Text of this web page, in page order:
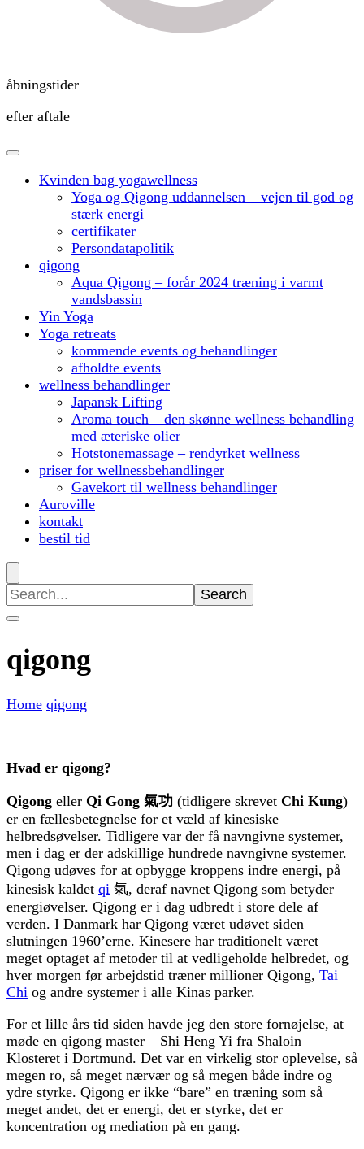
åbningstider
efter aftale
Kvinden bag yogawellness
Yoga og Qigong uddannelsen – vejen til god og
stærk energi
certifikater
Persondatapolitik
qigong
Aqua Qigong – forår 2024 træning i varmt
vandsbassin
Yin Yoga
Yoga retreats
kommende events og behandlinger
afholdte events
wellness behandlinger
Japansk Lifting
Aroma touch – den skønne wellness behandling
med æteriske olier
Hotstonemassage – rendyrket wellness
priser for wellnessbehandlinger
Gavekort til wellness behandlinger
Auroville
kontakt
bestil tid
Search
for:
qigong
Home qigong
Hvad er qigong?
Qigong eller Qi Gong 氣功 (tidligere skrevet Chi Kung)
er en fællesbetegnelse for et væld af kinesiske
helbredsøvelser. Tidligere var der få navngivne systemer,
men i dag er der adskillige hundrede navngivne systemer.
Qigong udøves for at opbygge kroppens indre energi, på
kinesisk kaldet qi 氣, deraf navnet Qigong som betyder
energiøvelser. Qigong er i dag udbredt i store dele af
verden. I Danmark har Qigong været udøvet siden
slutningen 1960’erne. Kinesere har traditionelt været
meget optaget af metoder til at vedligeholde helbredet, og
hver morgen før arbejdstid træner millioner Qigong, Tai
Chi og andre systemer i alle Kinas parker.
For et lille års tid siden havde jeg den store fornøjelse, at
møde en qigong master – Shi Heng Yi fra Shaloin
Klosteret i Dortmund. Det var en virkelig stor oplevelse, så
megen ro, så meget nærvær og så megen både indre og
ydre styrke. Qigong er ikke “bare” en træning som så
meget andet, det er energi, det er styrke, det er
koncentration og mediation på en gang.